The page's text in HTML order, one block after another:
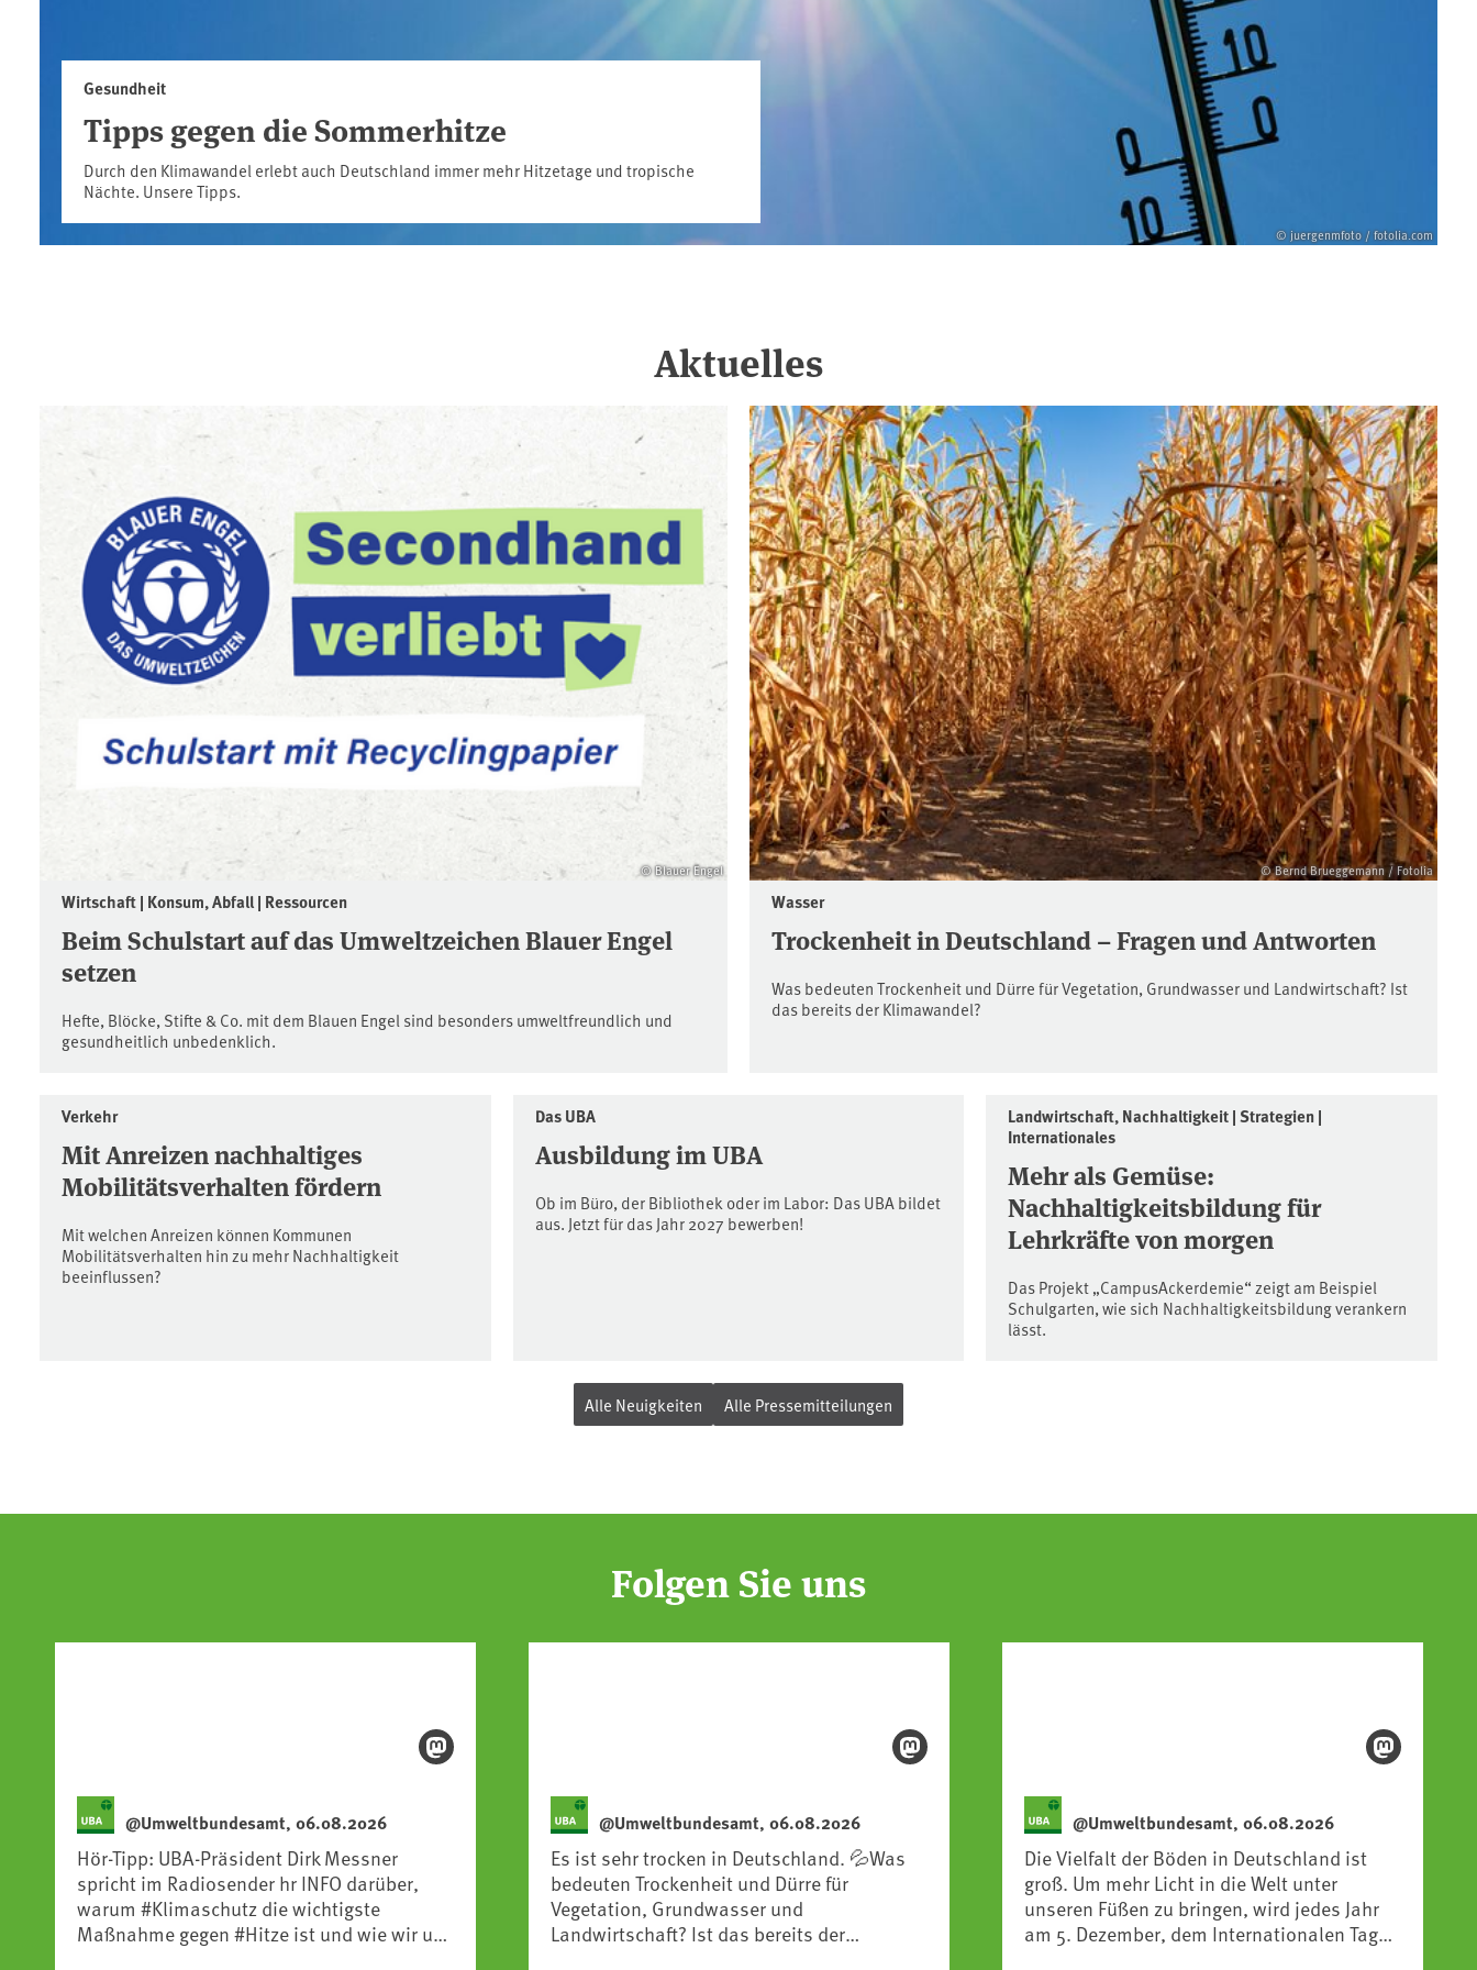
Aktuelles
© juergenmfoto / fotolia.com
Gesundheit
Tipps gegen die Sommerhitze
Durch den Klimawandel erlebt auch Deutschland immer mehr Hitzetage und tropische
Nächte. Unsere Tipps.
© Blauer Engel
Wirtschaft | Konsum, Abfall | Ressourcen
Beim Schulstart auf das Umweltzeichen Blauer Engel
setzen
Hefte, Blöcke, Stifte & Co. mit dem Blauen Engel sind besonders umweltfreundlich und
gesundheitlich unbedenklich.
© Bernd Brueggemann / Fotolia
Wasser
Trockenheit in Deutschland – Fragen und Antworten
Was bedeuten Trockenheit und Dürre für Vegetation, Grundwasser und Landwirtschaft? Ist
das bereits der Klimawandel?
Verkehr
Mit Anreizen nachhaltiges
Mobilitätsverhalten fördern
Mit welchen Anreizen können Kommunen
Mobilitätsverhalten hin zu mehr Nachhaltigkeit
beeinflussen?
Das UBA
Ausbildung im UBA
Ob im Büro, der Bibliothek oder im Labor: Das UBA bildet
aus. Jetzt für das Jahr 2027 bewerben!
Landwirtschaft, Nachhaltigkeit | Strategien |
Internationales
Mehr als Gemüse:
Nachhaltigkeitsbildung für
Lehrkräfte von morgen
Das Projekt „CampusAckerdemie“ zeigt am Beispiel
Schulgarten, wie sich Nachhaltigkeitsbildung verankern
lässt.
Alle Neuigkeiten Alle Pressemitteilungen
Folgen Sie uns
@Umweltbundesamt, 06.08.2026
Hör-Tipp: UBA-Präsident Dirk Messner
spricht im Radiosender hr INFO darüber,
warum #Klimaschutz die wichtigste
Maßnahme gegen #Hitze ist und wie wir uns
@Umweltbundesamt, 06.08.2026
Es ist sehr trocken in Deutschland. 💦Was
bedeuten Trockenheit und Dürre für
Vegetation, Grundwasser und
Landwirtschaft? Ist das bereits der
@Umweltbundesamt, 06.08.2026
Die Vielfalt der Böden in Deutschland ist
groß. Um mehr Licht in die Welt unter
unseren Füßen zu bringen, wird jedes Jahr
am 5. Dezember, dem Internationalen Tag